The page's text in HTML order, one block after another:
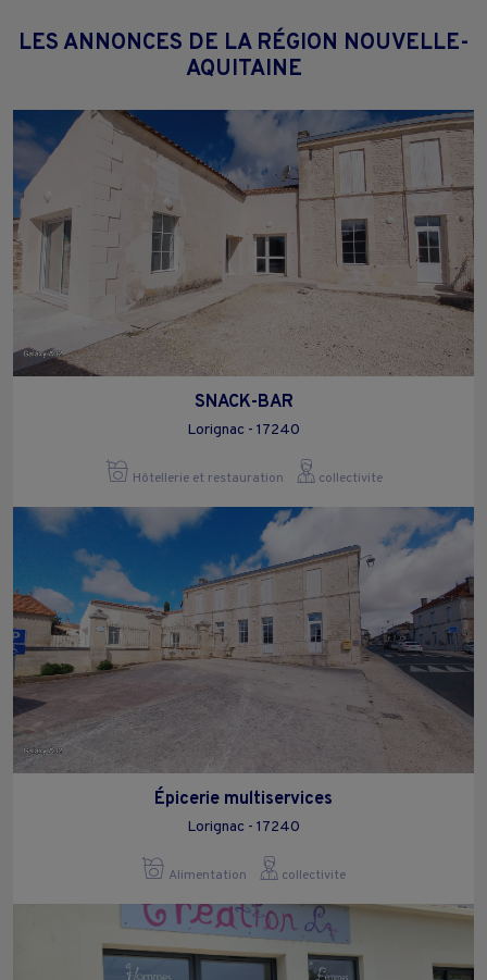
LES ANNONCES DE LA RÉGION NOUVELLE-
AQUITAINE
SNACK-BAR
Lorignac - 17240
Hôtellerie et restauration collectivite
Épicerie multiservices
Lorignac - 17240
Alimentation collectivite